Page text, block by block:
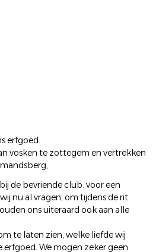
erfgoed.
vosken te zottegem en vertrekken
de bevriende club. voor een
nu al vragen, om tijdens de rit
ons uiteraard ook aan alle
te laten zien, welke liefde wij
We mogen zeker geen